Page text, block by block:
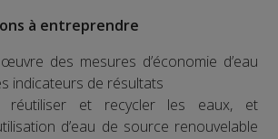
à entreprendre
des mesures d’économie d’eau
indicateurs de résultats
réutiliser et recycler les eaux, et
d’eau de source renouvelable